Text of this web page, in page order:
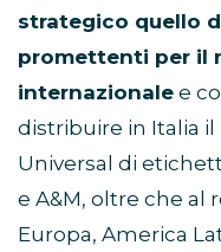
strategico quello
promettenti per il
internazionale e
distribuire in Italia
Universal di
e A&M, oltre che al
Europa, America